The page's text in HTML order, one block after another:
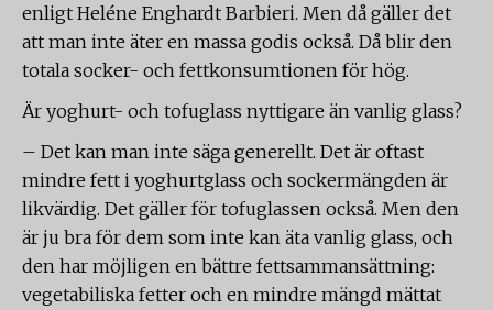
enligt Heléne Enghardt Barbieri. Men då gäller det
att man inte äter en massa godis också. Då blir den
totala socker- och fettkonsumtionen för hög.
Är yoghurt- och tofuglass nyttigare än vanlig glass?
– Det kan man inte säga generellt. Det är oftast
mindre fett i yoghurtglass och sockermängden är
likvärdig. Det gäller för tofuglassen också. Men den
är ju bra för dem som inte kan äta vanlig glass, och
den har möjligen en bättre fettsammansättning:
vegetabiliska fetter och en mindre mängd mättat